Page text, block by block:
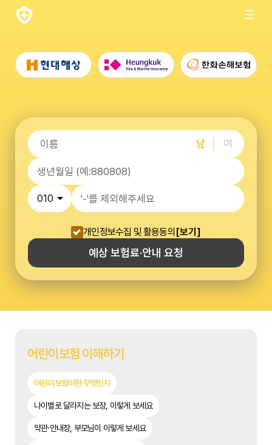
남 여
개인정보수집 및 활용동의 [보기]
예상 보험료·안내 요청
어린이보험 이해하기
어린이보험이란 무엇인지
나이별로 달라지는 보장, 이렇게 보세요
약관·안내장, 부모님이 이렇게 보세요